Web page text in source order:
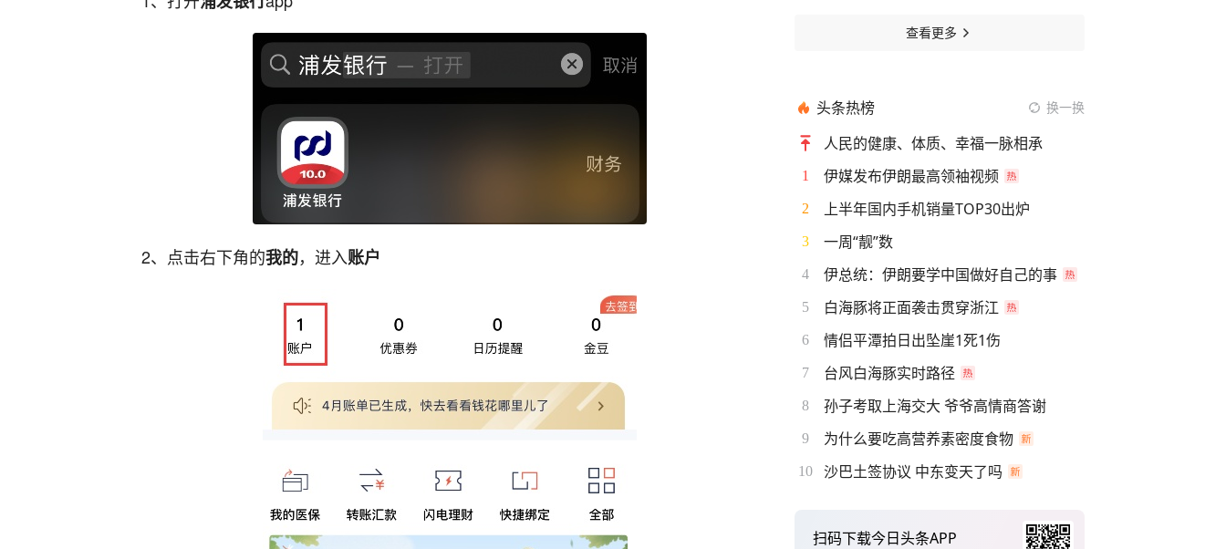
2、点击右下角的我的，进入账户
查看更多
头条热榜 换一换
人民的健康、体质、幸福一脉相承
1 伊媒发布伊朗最高领袖视频
2 上半年国内手机销量TOP30出炉
3 一周“靓”数
4 伊总统：伊朗要学中国做好自己的事
5 白海豚将正面袭击贯穿浙江
6 情侣平潭拍日出坠崖1死1伤
7 台风白海豚实时路径
8 孙子考取上海交大 爷爷高情商答谢
9 为什么要吃高营养素密度食物
10 沙巴土签协议 中东变天了吗
扫码下载今日头条APP